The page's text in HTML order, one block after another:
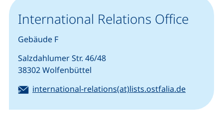
International Relations Office
Gebäude F
Salzdahlumer Str. 46/48
38302 Wolfenbüttel
E-Mail:
international-relations(at)lists.ostfalia.de(öffnet